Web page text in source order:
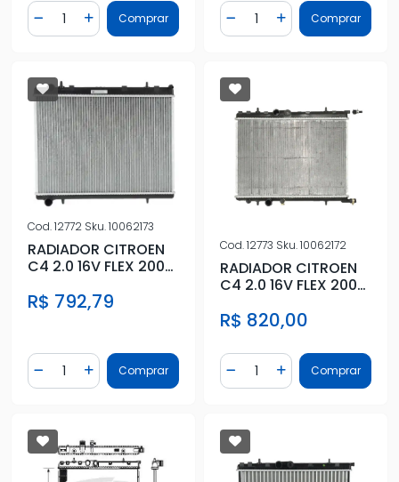
Diminuir Quantidade
Quantidade
Adicionar Quantidade
Comprar Diminuir Quantidade
Quantidade
AdicionarComprar
Cod.12772 Sku.10062173
RADIADOR CITROEN
C4 2.0 16V FLEX 2005
R$ 792,79
Diminuir Quantidade
Quantidade
Adicionar Quantidade
Comprar
Cod.12773 Sku.10062172
RADIADOR CITROEN
C4 2.0 16V FLEX 2005
R$ 820,00
Diminuir Quantidade
Quantidade
AdicionarComprar